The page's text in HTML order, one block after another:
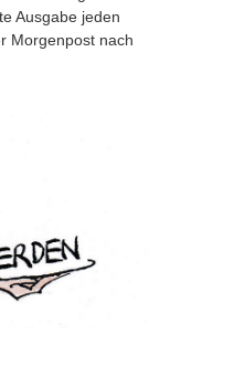
Ausgabe jeden
Morgenpost nach